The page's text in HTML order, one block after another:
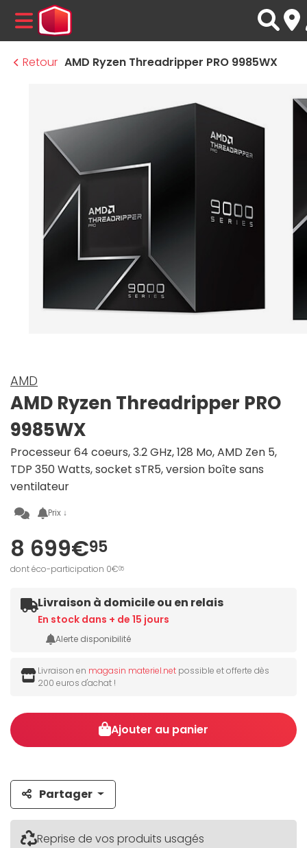
MENU
Retour AMD Ryzen Threadripper PRO 9985WX
AMD
AMD Ryzen Threadripper PRO
9985WX
Processeur 64 coeurs, 3.2 GHz, 128 Mo, AMD Zen 5,
TDP 350 Watts, socket sTR5, version boîte sans
ventilateur
Prix ↓
8 699€95
dont éco-participation 0€05
Livraison à domicile ou en relais
En stock dans + de 15 jours
Alerte disponibilité
Livraison en magasin materiel.net possible et offerte dès
200 euros d'achat !
Ajouter au panier
Partager
Reprise de vos produits usagés